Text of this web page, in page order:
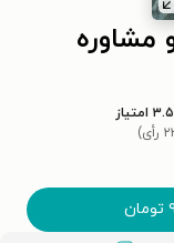
۳.۵ امتیاز
تومان